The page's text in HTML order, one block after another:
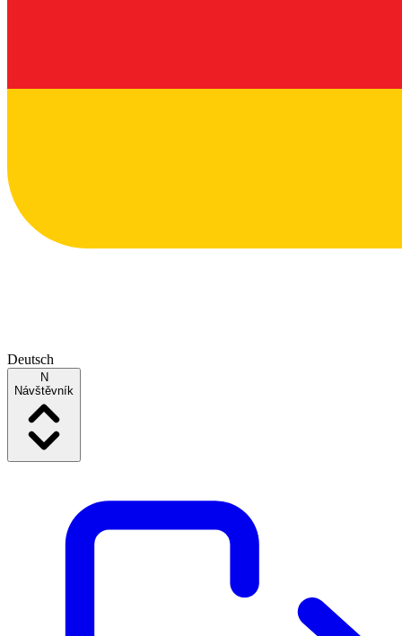
Deutsch
N
Návštěvník